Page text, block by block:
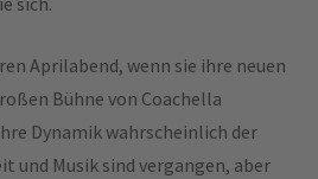
Aprilabend, wenn sie ihre neuen
Bühne von Coachella
Dynamik wahrscheinlich der
und Musik sind vergangen, aber